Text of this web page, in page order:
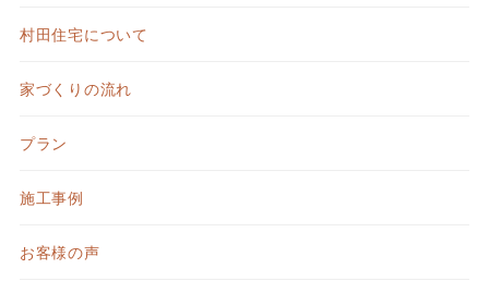
村田住宅について
家づくりの流れ
プラン
施工事例
お客様の声